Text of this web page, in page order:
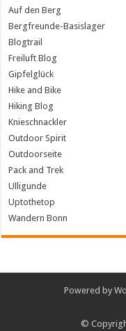
Auf den Berg
Bergfreunde-Basislager
Blogtrail
Freiluft Blog
Gipfelglück
Hike and Bike
Hiking Blog
Knieschnackler
Outdoor Spirit
Outdoorseite
Pack and Trek
Ulligunde
Uptothetop
Wandern Bonn
Powered by
©